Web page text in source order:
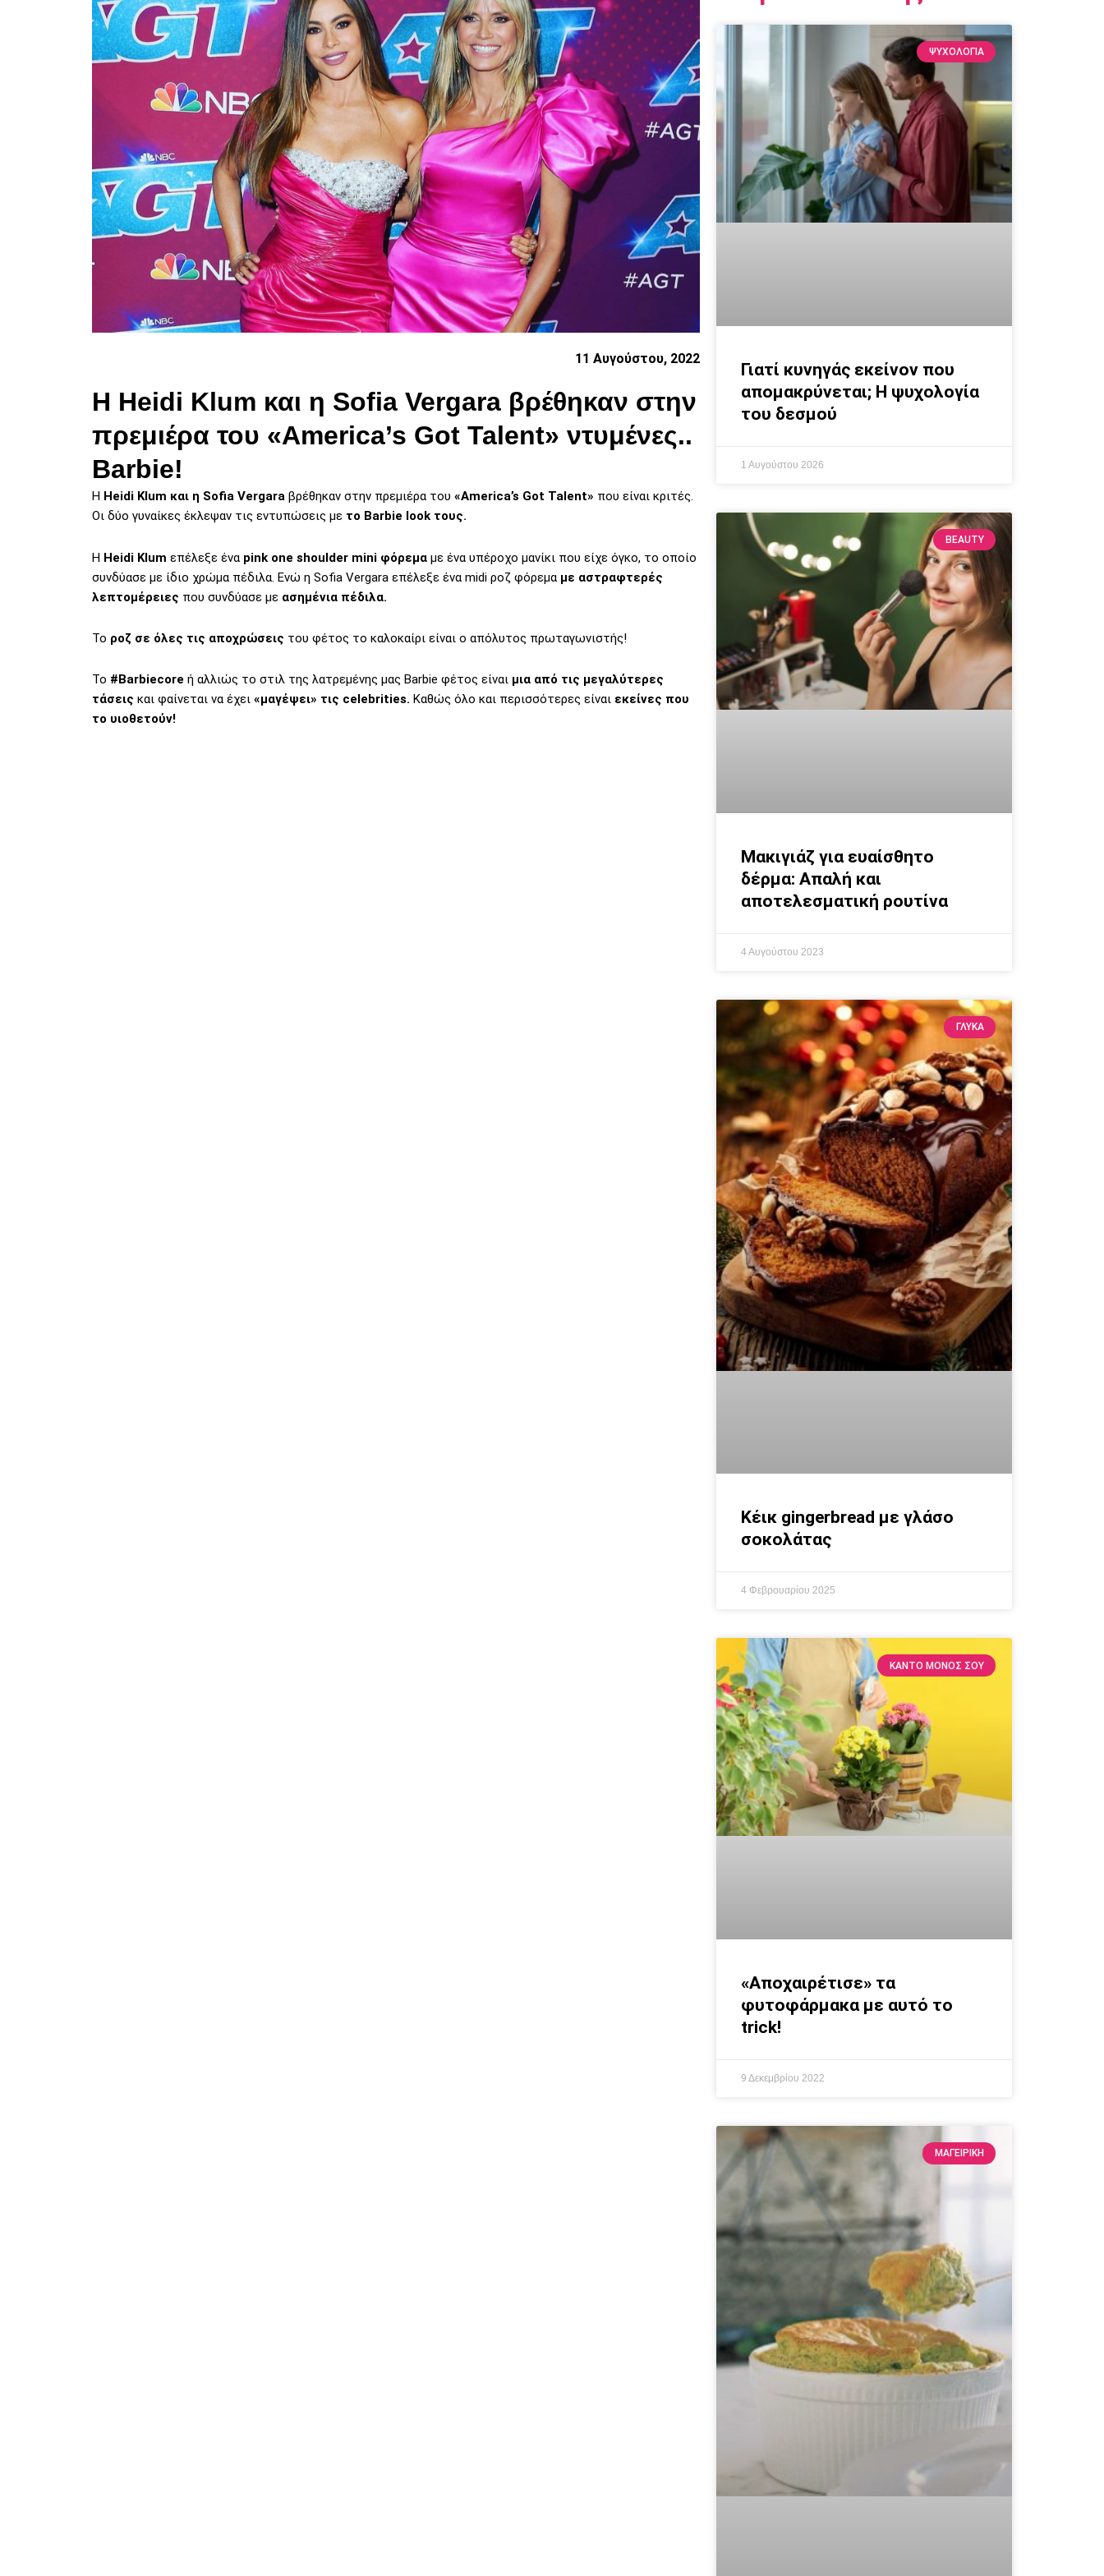
11 Αυγούστου, 2022
Η Heidi Klum και η Sofia Vergara βρέθηκαν στην
πρεμιέρα του «America’s Got Talent» ντυμένες..
Barbie!
Η Ηeidi Klum και η Sofia Vergara βρέθηκαν στην πρεμιέρα του «America’s Got Talent» που είναι κριτές.
Οι δύο γυναίκες έκλεψαν τις εντυπώσεις με τo Barbie look τους.
Η Heidi Klum επέλεξε ένα pink one shoulder mini φόρεμα με ένα υπέροχο μανίκι που είχε όγκο, το οποίο
συνδύασε με ίδιο χρώμα πέδιλα. Ενώ η Sofia Vergara επέλεξε ένα midi ροζ φόρεμα με αστραφτερές
λεπτομέρειες που συνδύασε με ασημένια πέδιλα.
Το ροζ σε όλες τις αποχρώσεις του φέτος το καλοκαίρι είναι ο απόλυτος πρωταγωνιστής!
Το #Barbiecore ή αλλιώς το στιλ της λατρεμένης μας Barbie φέτος είναι μια από τις μεγαλύτερες
τάσεις και φαίνεται να έχει «μαγέψει» τις celebrities. Καθώς όλο και περισσότερες είναι εκείνες που
το υιοθετούν!
ΨΥΧΟΛΟΓΙΑ
Γιατί κυνηγάς εκείνον που
απομακρύνεται; Η ψυχολογία
του δεσμού
1 Αυγούστου 2026
BEAUTY
Μακιγιάζ για ευαίσθητο
δέρμα: Απαλή και
αποτελεσματική ρουτίνα
4 Αυγούστου 2023
ΓΛΥΚΆ
Κέικ gingerbread με γλάσο
σοκολάτας
4 Φεβρουαρίου 2025
ΚΆΝΤΟ ΜΌΝΟΣ ΣΟΥ
«Αποχαιρέτισε» τα
φυτοφάρμακα με αυτό το
trick!
9 Δεκεμβρίου 2022
ΜΑΓΕΙΡΙΚΗ